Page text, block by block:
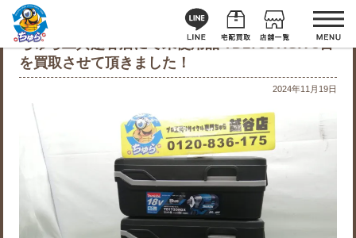
ちゅら工具越谷店にて未使用品 TD173DRGX 3台
を買取させて頂きました！
2024年11月19日